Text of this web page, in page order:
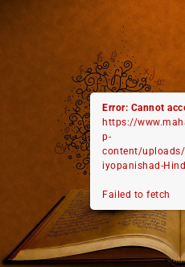
Error: Cannot
https://
p-
content/
iyopanishad-
Failed to fetch